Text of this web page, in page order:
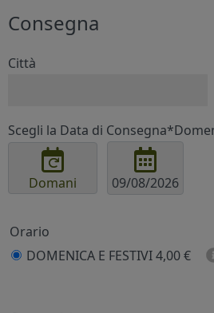
Consegna
Città
Scegli la Data di Consegna*
Domani
Orario
DOMENICA E FESTIVI 4,00 €